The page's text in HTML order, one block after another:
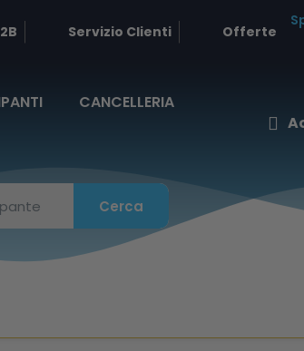
Servizio Clienti Offerte
CANCELLERIA
Cerca